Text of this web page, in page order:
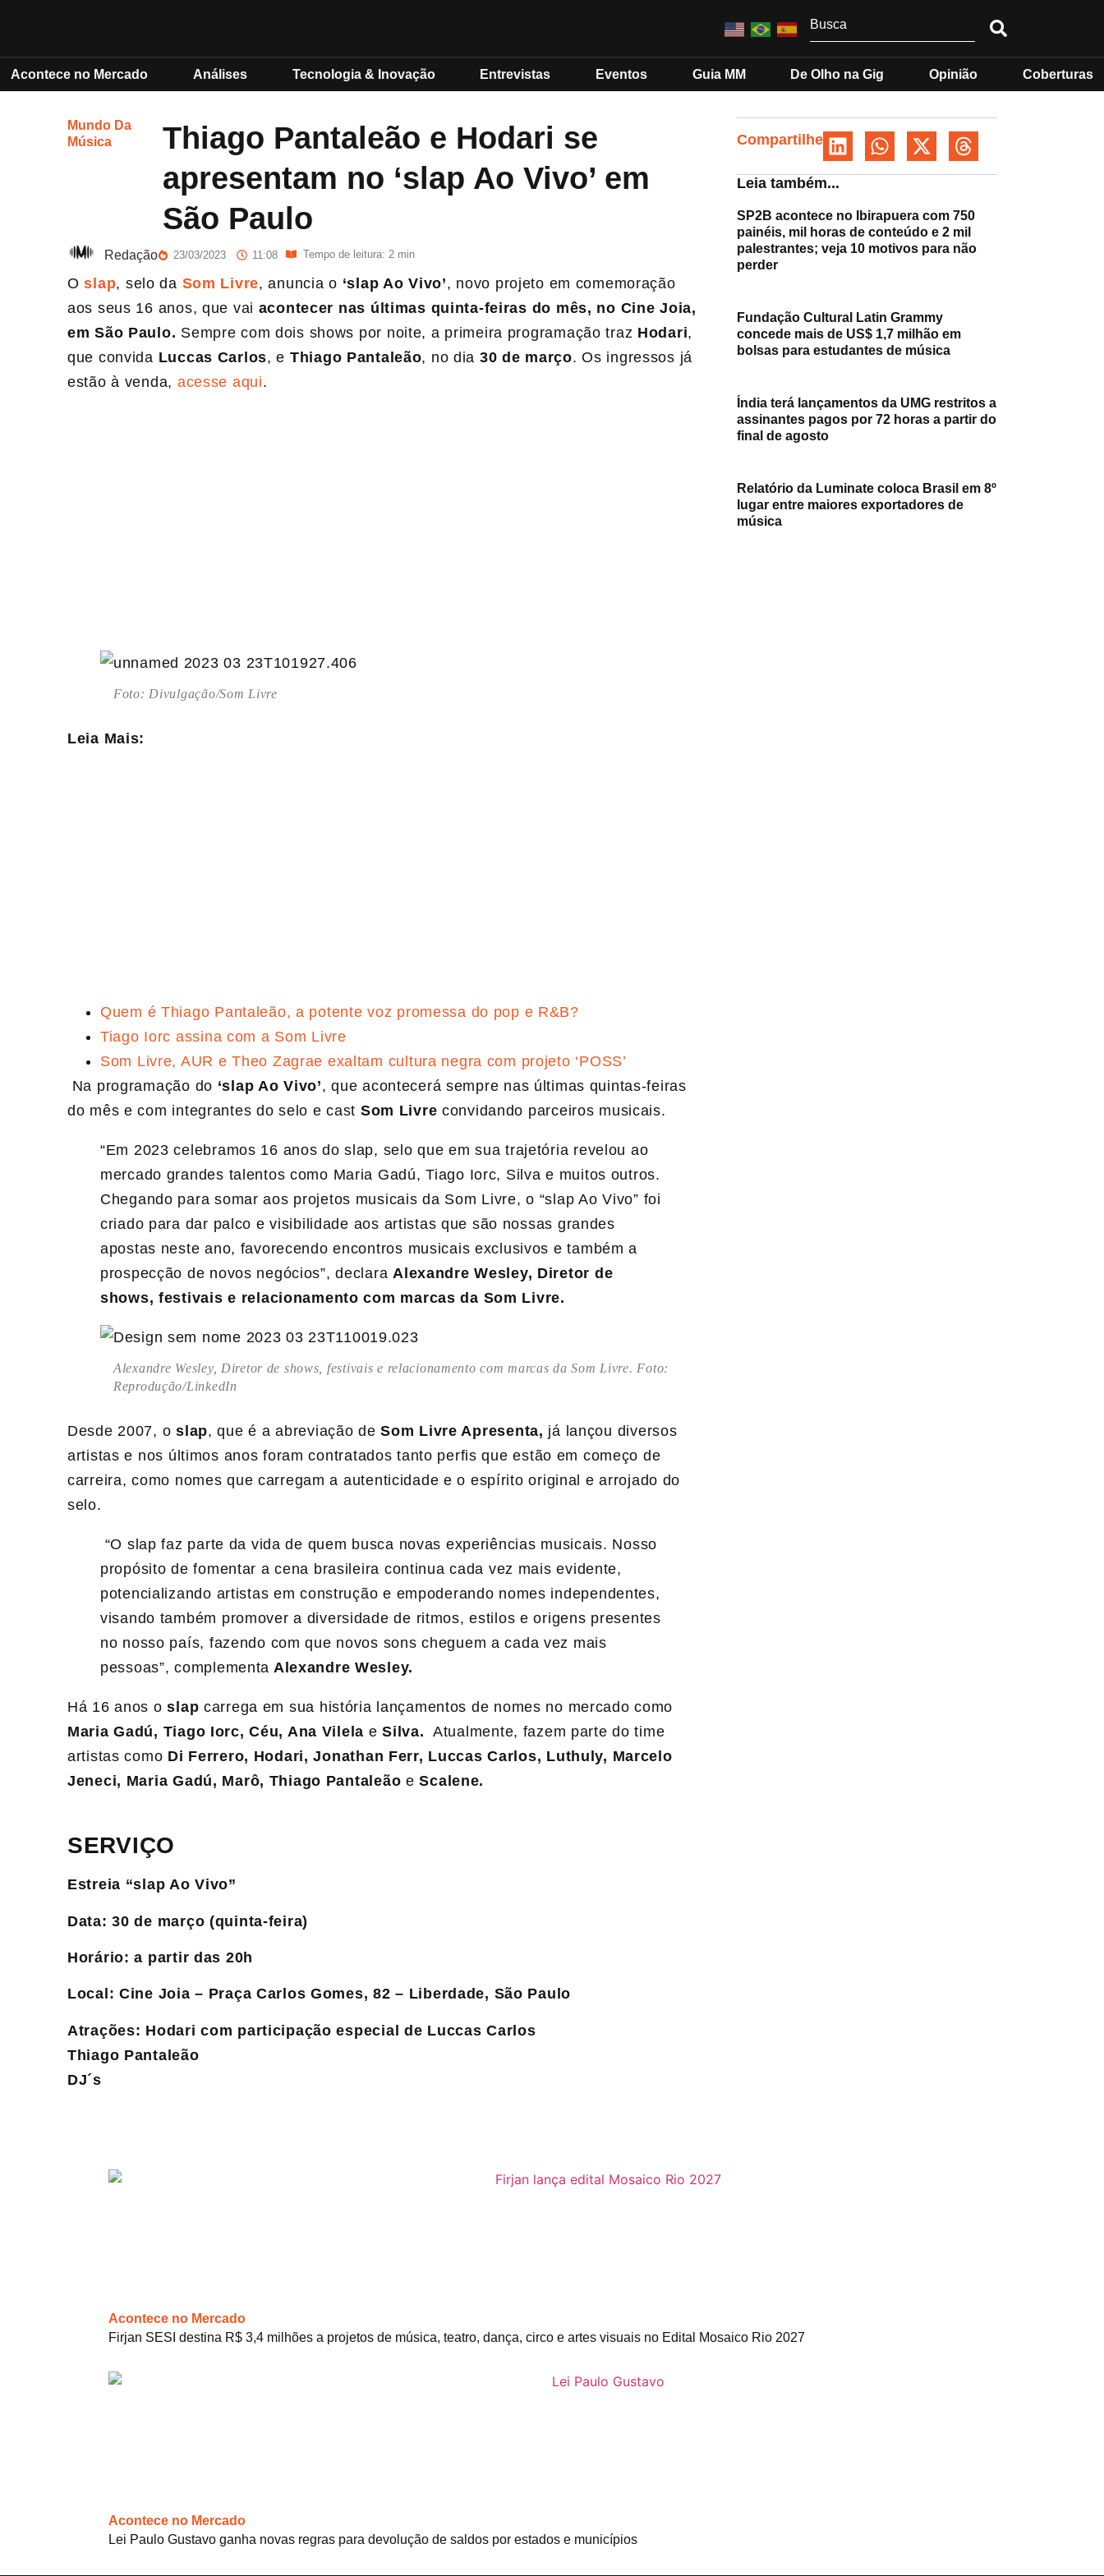
Acontece no Mercado Análises Tecnologia & Inovação Entrevistas Eventos Guia MM De Olho na Gig Opinião Coberturas
Mundo Da
Música
Thiago Pantaleão e Hodari se
apresentam no ‘slap Ao Vivo’ em
São Paulo
Redação 23/03/2023 11:08 Tempo de leitura: 2 min
Oslap, selo da Som Livre, anuncia o ‘slap Ao Vivo’, novo projeto em comemoração
aos seus 16 anos, que vai acontecer nas últimas quinta-feiras do mês, no Cine Joia,
em São Paulo. Sempre com dois shows por noite, a primeira programação traz Hodari,
que convida Luccas Carlos, e Thiago Pantaleão, no dia 30 de março. Os ingressos já
estão à venda, acesse aqui.
Foto: Divulgação/Som Livre
Leia Mais:
Quem é Thiago Pantaleão, a potente voz promessa do pop e R&B?
Tiago Iorc assina com a Som Livre
Som Livre, AUR e Theo Zagrae exaltam cultura negra com projeto ‘POSS’
Na programação do ‘slap Ao Vivo’, que acontecerá sempre nas últimas quintas-feiras
do mês e com integrantes do selo e cast Som Livre convidando parceiros musicais.
“Em 2023 celebramos 16 anos do slap, selo que em sua trajetória revelou ao
mercado grandes talentos como Maria Gadú, Tiago Iorc, Silva e muitos outros.
Chegando para somar aos projetos musicais da Som Livre, o “slap Ao Vivo” foi
criado para dar palco e visibilidade aos artistas que são nossas grandes
apostas neste ano, favorecendo encontros musicais exclusivos e também a
prospecção de novos negócios”,declara Alexandre Wesley, Diretor de
shows, festivais e relacionamento com marcas da Som Livre.
Alexandre Wesley, Diretor de shows, festivais e relacionamento com marcas da Som Livre. Foto:
Reprodução/LinkedIn
Desde 2007, oslap, que é a abreviação deSom Livre Apresenta, já lançou diversos
artistas e nos últimos anos foram contratados tanto perfis que estão em começo de
carreira, como nomes que carregam a autenticidade e o espírito original e arrojado do
selo.
“O slap faz parte da vida de quem busca novas experiências musicais. Nosso
propósito de fomentar a cena brasileira continua cada vez mais evidente,
potencializando artistas em construção e empoderando nomes independentes,
visando também promover a diversidade de ritmos, estilos e origens presentes
no nosso país, fazendo com que novos sons cheguem a cada vez mais
pessoas”, complementa Alexandre Wesley.
Há 16 anos oslap carrega em sua história lançamentos de nomes no mercado como
Maria Gadú, Tiago Iorc, Céu, Ana Vilela eSilva. Atualmente, fazem parte do time
artistas como Di Ferrero, Hodari, Jonathan Ferr, Luccas Carlos, Luthuly, Marcelo
Jeneci, Maria Gadú, Marô, Thiago Pantaleão eScalene.
SERVIÇO
Estreia “slap Ao Vivo”
Data: 30 de março (quinta-feira)
Horário: a partir das 20h
Local: Cine Joia – Praça Carlos Gomes, 82 – Liberdade, São Paulo
Atrações: Hodari com participação especial de Luccas Carlos
Thiago Pantaleão
DJ´s
Compartilhe
Leia também...
SP2B acontece no Ibirapuera com 750
painéis, mil horas de conteúdo e 2 mil
palestrantes; veja 10 motivos para não
perder
Fundação Cultural Latin Grammy
concede mais de US$ 1,7 milhão em
bolsas para estudantes de música
Índia terá lançamentos da UMG restritos a
assinantes pagos por 72 horas a partir do
final de agosto
Relatório da Luminate coloca Brasil em 8º
lugar entre maiores exportadores de
música
Acontece no Mercado
Firjan SESI destina R$ 3,4 milhões a projetos de música, teatro, dança, circo e artes visuais no Edital Mosaico Rio 2027
Acontece no Mercado
Lei Paulo Gustavo ganha novas regras para devolução de saldos por estados e municípios